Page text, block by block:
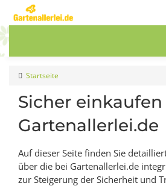
Startseite
Sicher einkaufen
Gartenallerlei.de
Auf dieser Seite finden Sie
über die bei Gartenallerlei.de
zur Steigerung der Sicherheit und